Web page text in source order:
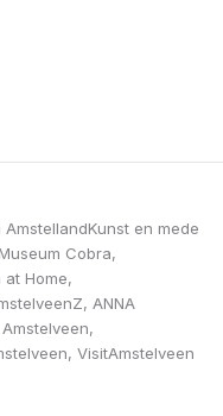
en mede
Cobra,
Home,
ANNA
VisitAmstelveen